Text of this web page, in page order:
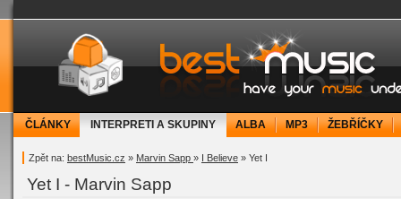
bestMusic.cz - Have your music under
ČLÁNKY INTERPRETI A SKUPINY ALBA MP3 ŽEBŘÍČKY
Zpět na: bestMusic.cz » Marvin Sapp » I Believe » Yet I
Yet I - Marvin Sapp